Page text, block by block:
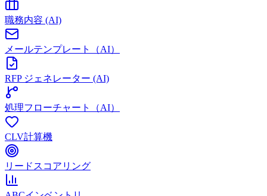
職務内容 (AI)
メールテンプレート（AI）
RFP ジェネレーター (AI)
処理フローチャート（AI）
CLV計算機
リードスコアリング